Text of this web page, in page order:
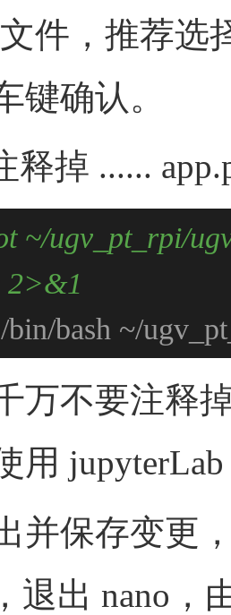
件，推荐选
键确认。
释掉 ......
~/ugv_pt_rpi/
2>&1
bin/bash ~/
万不要注释
用
并保存变更
退出 nano，